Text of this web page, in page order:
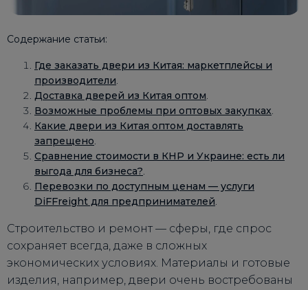
Содержание статьи:
Где заказать двери из Китая: маркетплейсы и
производители.
Доставка дверей из Китая оптом.
Возможные проблемы при оптовых закупках.
Какие двери из Китая оптом доставлять
запрещено.
Сравнение стоимости в КНР и Украине: есть ли
выгода для бизнеса?.
Перевозки по доступным ценам — услуги
DiFFreight для предпринимателей.
Строительство и ремонт — сферы, где спрос
сохраняет всегда, даже в сложных
экономических условиях. Материалы и готовые
изделия, например, двери очень востребованы